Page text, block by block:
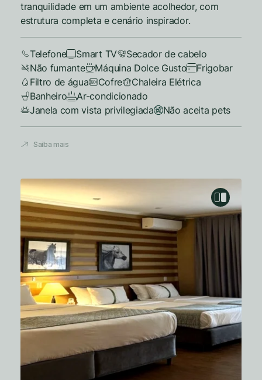
tranquilidade em um ambiente acolhedor, com
estrutura completa e cenário inspirador.
Telefone Smart TV
Secador de cabelo
Não fumante
Máquina Dolce Gusto
Frigobar
Filtro de água
Cofre
Chaleira Elétrica
Banheiro
Ar-condicionado
Janela com vista privilegiada
Não aceita pets
Saiba mais